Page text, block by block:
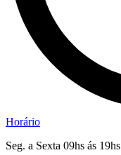
Horário
Seg. a Sexta 09hs ás 19hs